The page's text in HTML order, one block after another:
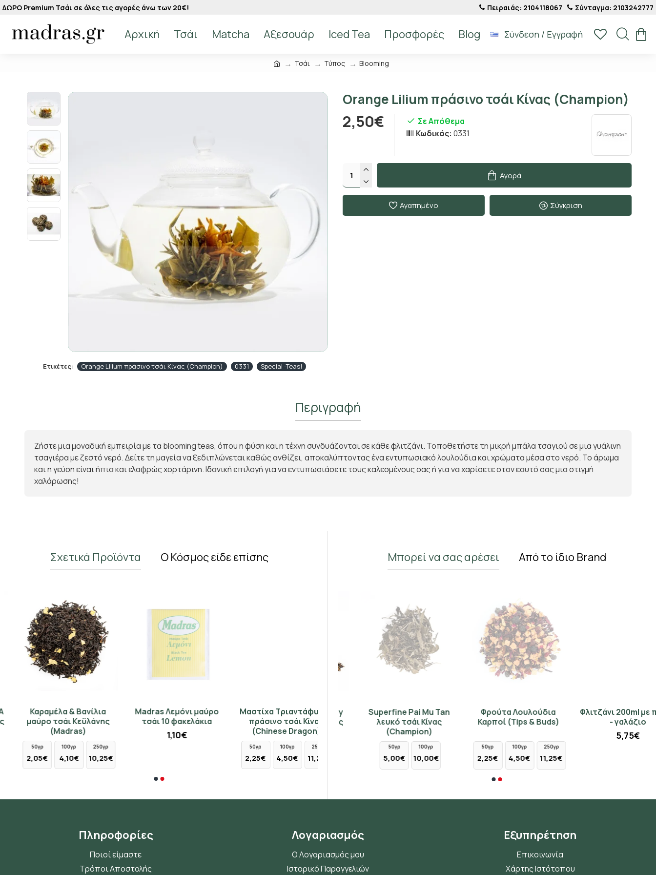
ΔΩΡΟ Premium Τσάι σε όλες τις αγορές άνω των 20€! Πειραιάς: 2104118067 Σύνταγμα: 2103242777
Αρχική Τσάι Matcha Αξεσουάρ Iced Tea Προσφορές Blog Σύνδεση / Εγγραφή
Τσάι Τύπος Blooming
Ετικέτες: Orange Lilium πράσινο τσάι Κίνας (Champion) 0331 Special -Teas!
Orange Lilium πράσινο τσάι Κίνας (Champion)
2,50€
Σε Απόθεμα
Κωδικός: 0331
Αγορά
Αγαπημένο Σύγκριση
Περιγραφή
Ζήστε μια μοναδική εμπειρία με τα blooming teas, όπου η φύση και η τέχνη συνδυάζονται σε κάθε φλιτζάνι. Τοποθετήστε τη μικρή μπάλα τσαγιού σε μια γυάλινη
τσαγιέρα με ζεστό νερό. Δείτε τη μαγεία να ξεδιπλώνεται καθώς ανθίζει, αποκαλύπτοντας ένα εντυπωσιακό λουλούδια και χρώματα μέσα στο νερό. Το άρωμα
και η γεύση είναι ήπια και ελαφρώς χορτάρινη. Ιδανική επιλογή για να εντυπωσιάσετε τους καλεσμένους σας ή για να χαρίσετε στον εαυτό σας μια στιγμή
χαλάρωσης!
Σχετικά Προϊόντα Ο Κόσμος είδε επίσης
Καραμέλα & Βανίλια
μαύρο τσάι Κεϋλάνης
(Madras)
2,05€ 4,10€
250γρ
10,25€
Madras Λεμόνι μαύρο
τσάι 10 φακελάκια
1,10€
Μαστίχα Τριαντάφυλλο
πράσινο τσάι Κίνας
(Chinese Dragon)
2,25€ 4,50€
250γρ
11,25€
Μπορεί να σας αρέσει Από το ίδιο Brand
Τσαγιέρα 850ml - μοβ
μαργαρίτα 97175
11,90€
Γιασεμί Silver Needles Yin
Zhen λευκό τσάι Κίνας
(Champion)
Yunnan Golden Downy
9052 μαύρο τσάι Κίνας
(Champion)
50γρ
8,30€
100γρ
16,60€
Superfine Pai Mu Tan
λευκό τσάι Κίνας
(Champion)
5,00€
100γρ
10,00€
Φρούτα Λουλούδια
Καρποί (Tips & Buds)
100γρ
4,50€
250γρ
11,25€
Φλιτζάνι 200ml με πιάτο
- γαλάζιο
5,75€
Πληροφορίες
Ποιοί είμαστε
Τρόποι Αποστολής
Λογαριασμός
Ο Λογαριασμός μου
Ιστορικό Παραγγελιών
Εξυπηρέτηση
Επικοινωνία
Χάρτης Ιστότοπου